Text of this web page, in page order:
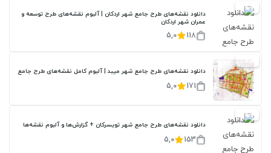
20%
دانلود نقشه‌های طرح جامع شهر اردکان | آلبوم نقشه‌های طرح توسعه و
عمران شهر اردکان
118
5,0
20%
دانلود نقشه‌های طرح جامع شهر میبد | آلبوم کامل نقشه‌های طرح جامع
171
5,0
20%
دانلود نقشه‌های طرح جامع شهر تویسرکان + گزارش‌ها و آلبوم نقشه‌ها
153
5,0